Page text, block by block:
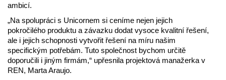
ambicí.
„Na spolupráci s Unicornem si ceníme nejen jejich
pokročilého produktu a závazku dodat vysoce kvalitní řešení,
ale i jejich schopnosti vytvořit řešení na míru našim
specifickým potřebám. Tuto společnost bychom určitě
doporučili i jiným firmám,“ upřesnila projektová manažerka v
REN, Marta Araujo.